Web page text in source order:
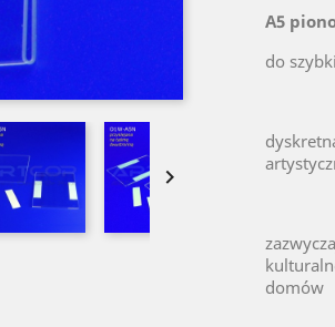

A5
do
domów